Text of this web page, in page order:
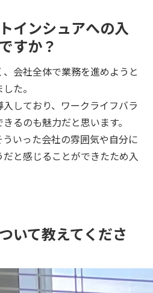
インシュアへの入
すか？
会社全体で業務を進めようと
た。
しており、ワークライフバラ
るのも魅力だと思います。
いった会社の雰囲気や自分に
と感じることができたため入
いて教えてくださ